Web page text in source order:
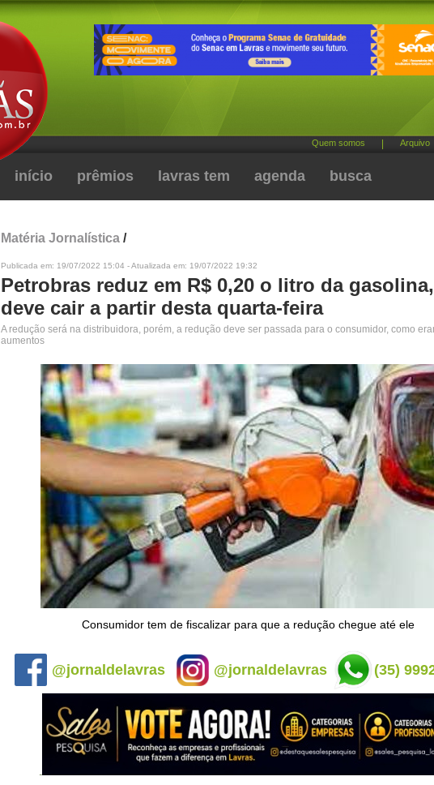
Quem somos Arquivo
início prêmios lavras tem agenda busca
Matéria Jornalística /
Publicada em: 19/07/2022 15:04 - Atualizada em: 19/07/2022 19:32
Petrobras reduz em R$ 0,20 o litro da
deve cair a partir desta quarta-feira
A redução será na distribuidora, porém, a redução deve ser passada para o consumidor, como
aumentos
Consumidor tem de fiscalizar para que a redução chegue até ele
@jornaldelavras @jornaldelavras (35)